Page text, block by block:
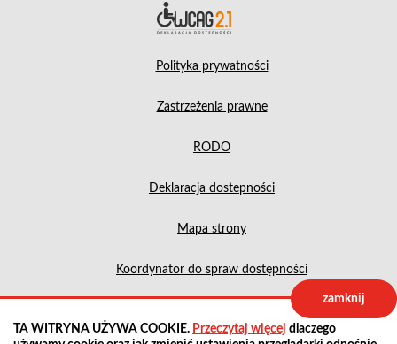
TA WITRYNA UŻYWA COOKIE. Przeczytaj więcej dlaczego
zamknij
Polityka prywatności
Zastrzeżenia prawne
RODO
Deklaracja dostepności
Mapa strony
Koordynator do spraw dostępności
Projekt: IntraCOM.pl